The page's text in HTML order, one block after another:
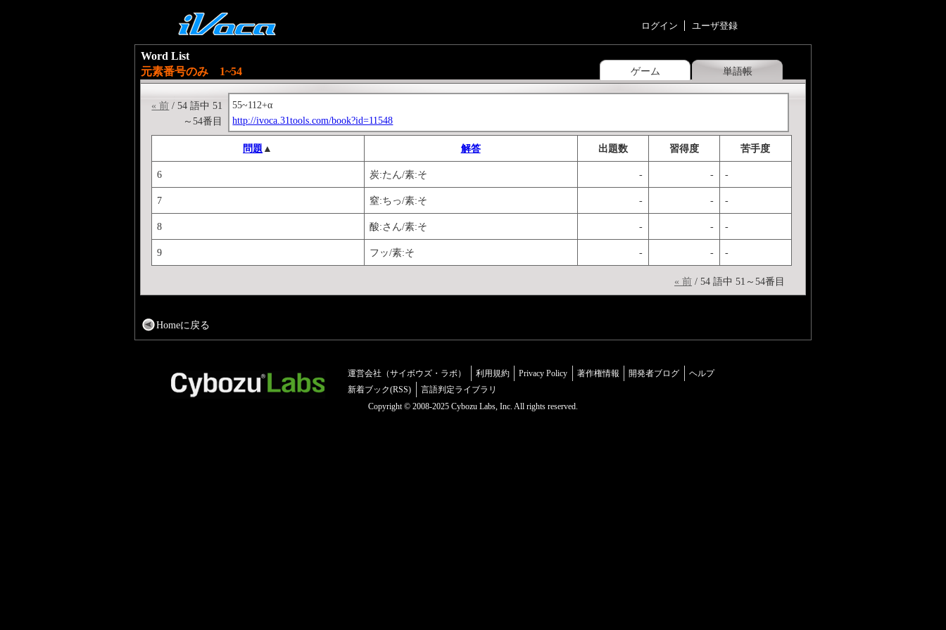
ログイン ユーザ登録
ゲーム 単語帳
Word List
元素番号のみ 1~54
55~112+α
http://ivoca.31tools.com/book?id=11548
« 前 / 54 語中 51
～54番目
問題 ▲ 解答 出題数 習得度 苦手度
6 炭:たん/素:そ - - -
7 窒:ちっ/素:そ - - -
8 酸:さん/素:そ - - -
9 フッ/素:そ - - -
« 前 / 54 語中 51～54番目
Homeに戻る
運営会社（サイボウズ・ラボ） 利用規約 Privacy Policy 著作権情報 開発者ブログ
ヘルプ
新着ブック(RSS)
言語判定ライブラリ
Copyright © 2008-2025 Cybozu Labs, Inc. All rights reserved.